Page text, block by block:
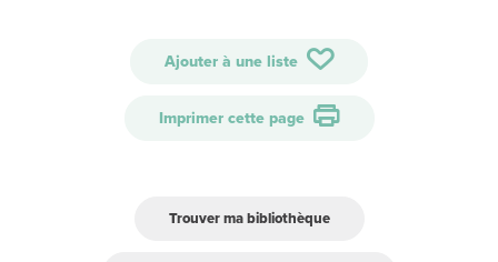
Ajouter à une liste
Imprimer cette page
Trouver ma bibliothèque